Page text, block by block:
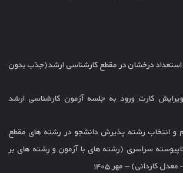
درخشان در مقطع کارشناسی ارشد(جذب بدون
کارت ورود به جلسه آزمون کارشناسی ارشد
و انتخاب رشته پذیرش دانشجو در رشته های مقطع
سراسری (رشته های با آزمون و رشته های بر
کاردانی) – مهر ۱۴۰۵